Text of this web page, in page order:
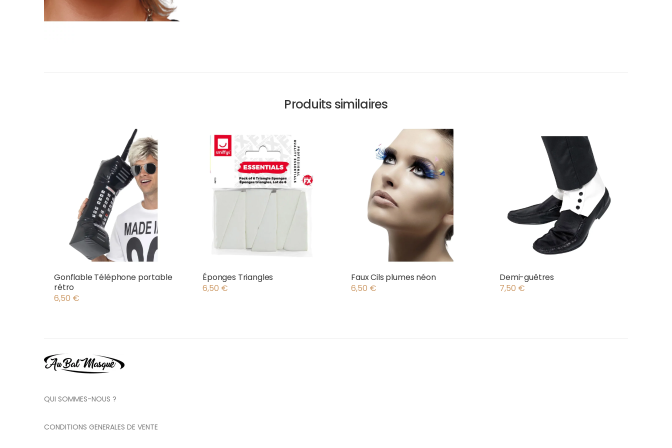
Produits similaires
Gonflable Téléphone portable
rétro
6,50 €
Éponges Triangles
6,50 €
Faux Cils plumes néon
6,50 €
Demi-guêtres
7,50 €
QUI SOMMES-NOUS ?
CONDITIONS GENERALES DE VENTE